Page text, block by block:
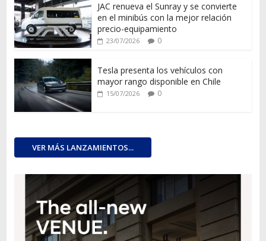
JAC renueva el Sunray y se convierte
en el minibús con la mejor relación
precio-equipamiento
23/07/2026 0
Tesla presenta los vehículos con
mayor rango disponible en Chile
15/07/2026 0
VER MÁS LANZAMIENTOS...